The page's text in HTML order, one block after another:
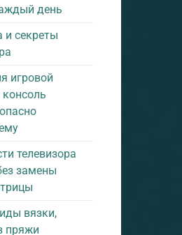
день
и секреты
игровой
телевизора
замены
вязки,
пряжи